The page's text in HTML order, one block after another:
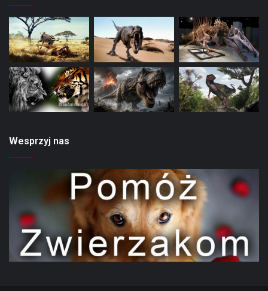
Wesprzyj nas